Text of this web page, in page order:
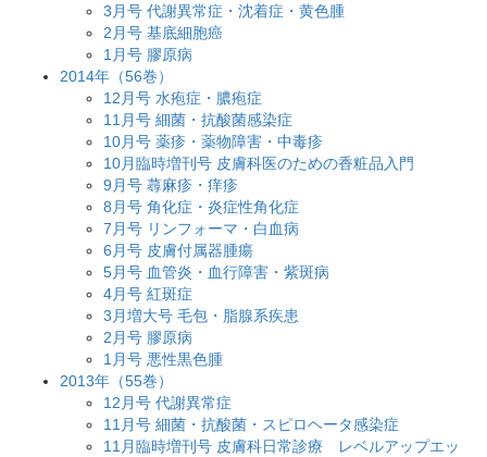
3月号 代謝異常症・沈着症・黄色腫
2月号 基底細胞癌
1月号 膠原病
2014年（56巻）
12月号 水疱症・膿疱症
11月号 細菌・抗酸菌感染症
10月号 薬疹・薬物障害・中毒疹
10月臨時増刊号 皮膚科医のための香粧品入門
9月号 蕁麻疹・痒疹
8月号 角化症・炎症性角化症
7月号 リンフォーマ・白血病
6月号 皮膚付属器腫瘍
5月号 血管炎・血行障害・紫斑病
4月号 紅斑症
3月増大号 毛包・脂腺系疾患
2月号 膠原病
1月号 悪性黒色腫
2013年（55巻）
12月号 代謝異常症
11月号 細菌・抗酸菌・スピロヘータ感染症
11月臨時増刊号 皮膚科日常診療 レベルアップエッ